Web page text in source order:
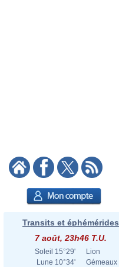
Transits et éphémérides
7 août, 23h46 T.U.
Soleil 15°29'
Lion
Lune 10°34'
Gémeaux